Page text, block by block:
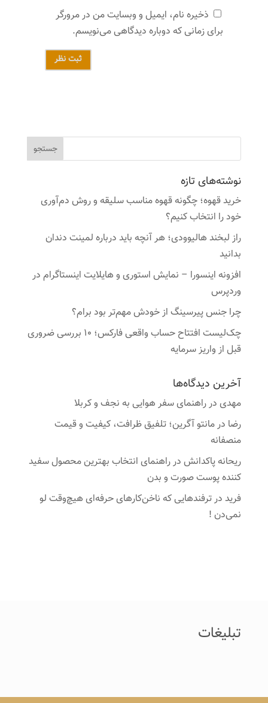
ذخیره نام، ایمیل و وبسایت من در مرورگر
برای زمانی که دوباره دیدگاهی می‌نویسم.
ثبت نظر
نوشته‌های تازه
خرید قهوه؛ چگونه قهوه مناسب سلیقه و روش دم‌آوری
خود را انتخاب کنیم؟
راز لبخند هالیوودی؛ هر آنچه باید درباره لمینت دندان
بدانید
افزونه اینسورا – نمایش استوری و هایلایت اینستاگرام در
وردپرس
چرا جنس پیرسینگ از خودش مهم‌تر بود برام؟
چک‌لیست افتتاح حساب واقعی فارکس؛ ۱۰ بررسی ضروری
قبل از واریز سرمایه
آخرین دیدگاه‌ها
مهدیدرراهنمای سفر هوایی به نجف و کربلا
رضا درمانتو آگرین؛ تلفیق ظرافت، کیفیت و قیمت
منصفانه
ریحانه پاکدانشدرراهنمای انتخاب بهترین محصول سفید
کننده پوست صورت و بدن
فریددرترفندهایی که ناخن‌کارهای حرفه‌ای هیچ‌وقت لو
نمی‌دن !
تبلیغات